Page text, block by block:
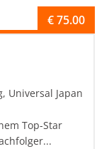
€75.00
Universal Japan
Top-Star